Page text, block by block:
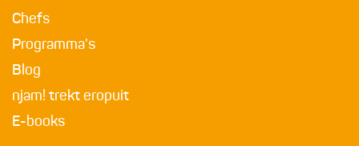
Chefs
Programma's
Blog
njam! trekt eropuit
E-books